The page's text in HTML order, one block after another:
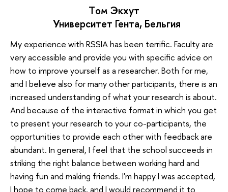
Tом Экхут
Университет Гента, Бельгия
My experience with RSSIA has been terrific. Faculty are
very accessible and provide you with specific advice on
how to improve yourself as a researcher. Both for me,
and I believe also for many other participants, there is an
increased understanding of what your research is about.
And because of the interactive format in which you get
to present your research to your co-participants, the
opportunities to provide each other with feedback are
abundant. In general, I feel that the school succeeds in
striking the right balance between working hard and
having fun and making friends. I'm happy I was accepted,
I hope to come back, and I would recommend it to